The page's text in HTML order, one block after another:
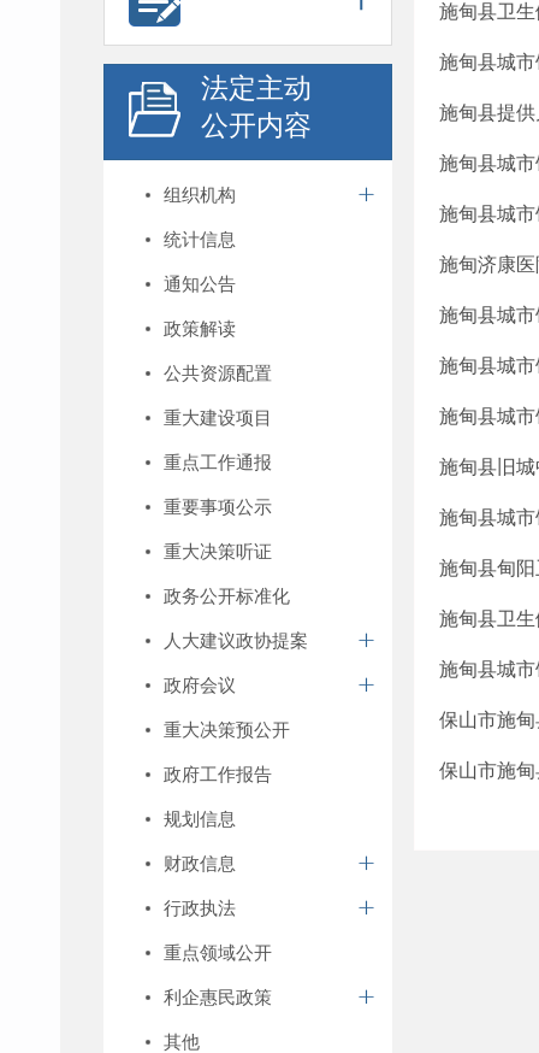
法定主动
公开内容
组织机构
统计信息
通知公告
政策解读
公共资源配置
重大建设项目
重点工作通报
重要事项公示
重大决策听证
政务公开标准化
人大建议政协提案
政府会议
重大决策预公开
政府工作报告
规划信息
财政信息
行政执法
重点领域公开
利企惠民政策
其他
施甸县卫
施甸县城
施甸县提
施甸县城
施甸县城
施甸济康
施甸县城
施甸县城
施甸县城
施甸县旧
施甸县城
施甸县甸
施甸县卫
施甸县城
保山市施
保山市施